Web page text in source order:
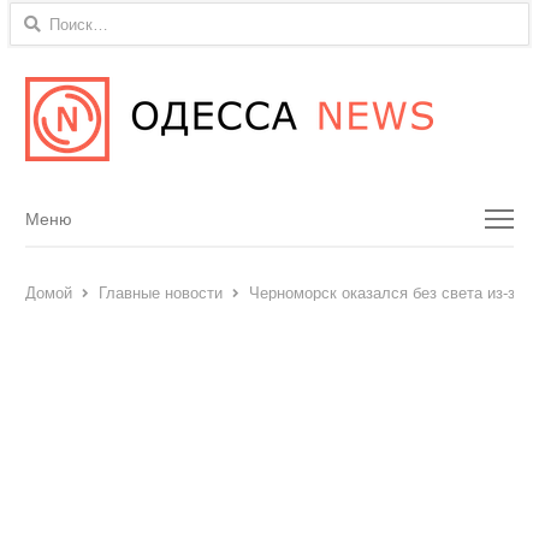
Найти:
Menu
Меню
Домой Главные новости Черноморск оказался без света из-за